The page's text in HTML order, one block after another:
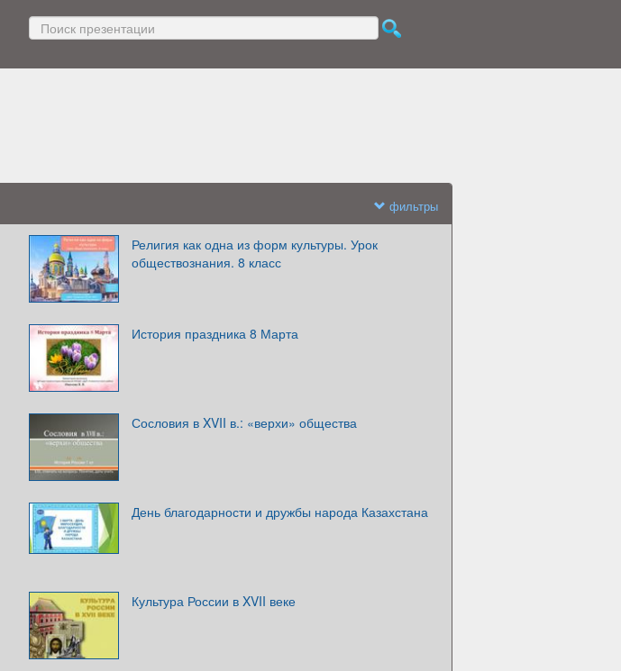
фильтры
Религия как одна из форм культуры. Урок
обществознания. 8 класс
История праздника 8 Марта
Сословия в XVII в.: «верхи» общества
День благодарности и дружбы народа Казахстана
Культура России в XVII веке